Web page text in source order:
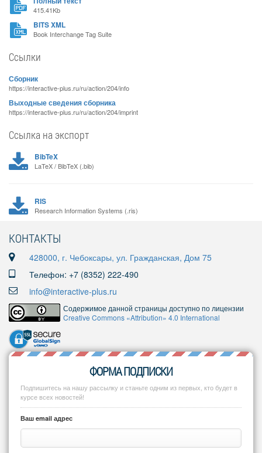
415.41Kb
BITS XML
Book Interchange Tag Suite
Ссылки
Сборник
https://interactive-plus.ru/ru/action/204/info
Выходные сведения сборника
https://interactive-plus.ru/ru/action/204/imprint
Ссылка на экспорт
BibTeX
LaTeX / BibTeX (.bib)
RIS
Research Information Systems (.ris)
КОНТАКТЫ
428000, г. Чебоксары, ул. Гражданская, Дом 75
Телефон: +7 (8352) 222-490
info@interactive-plus.ru
Содержимое данной страницы доступно по лицензии
Creative Commons «Attribution» 4.0 International
ФОРМА ПОДПИСКИ
Подпишитесь на нашу рассылку и станьте одним из первых, кто будет в
курсе всех новостей!
Ваш email адрес